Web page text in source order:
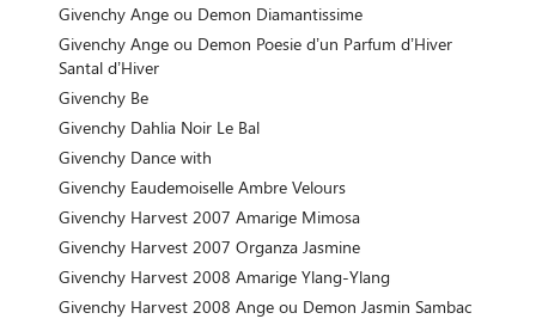
Givenchy Ange ou Demon Diamantissime
Givenchy Ange ou Demon Poesie d’un Parfum d’Hiver
Santal d’Hiver
Givenchy Be
Givenchy Dahlia Noir Le Bal
Givenchy Dance with
Givenchy Eaudemoiselle Ambre Velours
Givenchy Harvest 2007 Amarige Mimosa
Givenchy Harvest 2007 Organza Jasmine
Givenchy Harvest 2008 Amarige Ylang-Ylang
Givenchy Harvest 2008 Ange ou Demon Jasmin Sambac